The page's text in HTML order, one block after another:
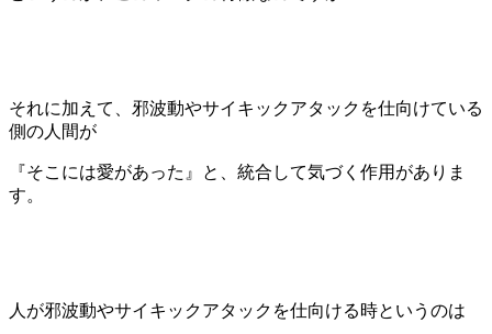
それに加えて、邪波動やサイキックアタックを仕向けている
側の人間が
『そこには愛があった』と、統合して気づく作用がありま
す。
人が邪波動やサイキックアタックを仕向ける時というのは